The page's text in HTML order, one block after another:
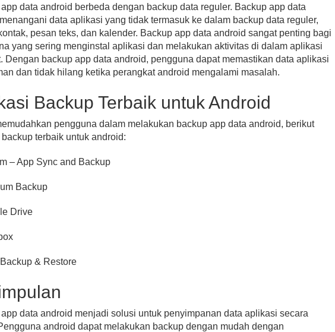
data android berbeda dengan backup data reguler. Backup app data
data aplikasi yang tidak termasuk ke dalam backup data reguler,
pesan teks, dan kalender. Backup app data android sangat penting bagi
yang sering menginstal aplikasi dan melakukan aktivitas di dalam aplikasi
Dengan backup app data android, pengguna dapat memastikan data aplikasi
dan tidak hilang ketika perangkat android mengalami masalah.
Backup Terbaik untuk Android
pengguna dalam melakukan backup app data android, berikut
terbaik untuk android:
– App Sync and Backup
Backup
Drive
& Restore
data android menjadi solusi untuk penyimpanan data aplikasi secara
android dapat melakukan backup dengan mudah dengan